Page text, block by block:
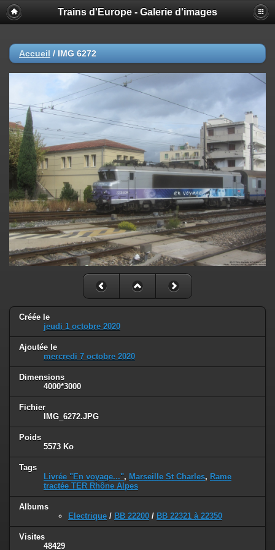
Trains d'Europe - Galerie d'images
Accueil / IMG 6272
Créée le
jeudi 1 octobre 2020
Ajoutée le
mercredi 7 octobre 2020
Dimensions
4000*3000
Fichier
IMG_6272.JPG
Poids
5573 Ko
Tags
Livrée "En voyage...", Marseille St Charles, Rame
tractée TER Rhône Alpes
Albums
Electrique / BB 22200 / BB 22321 à 22350
Visites
48429